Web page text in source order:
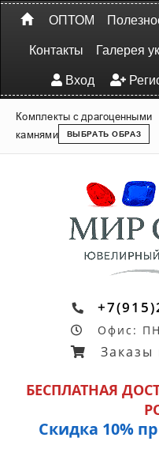
ОПТОМ
Контакты
Галерея
Вход
Комплекты с драгоценными
камнями
ВЫБРАТЬ ОБРАЗ
Офис:
Заказы
БЕСПЛАТНАЯ
Скидка 10%